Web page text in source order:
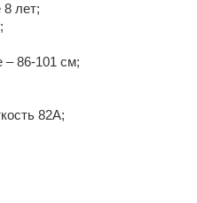
лет;
– 86-101 см;
82А;